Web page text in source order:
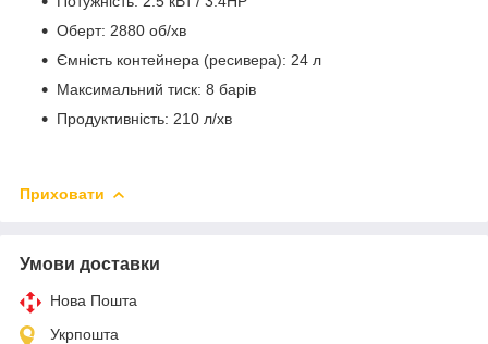
Оберт: 2880 об/хв
Ємність контейнера (ресивера): 24 л
Максимальний тиск: 8 барів
Продуктивність: 210 л/хв
Приховати
Умови доставки
Нова Пошта
Укрпошта